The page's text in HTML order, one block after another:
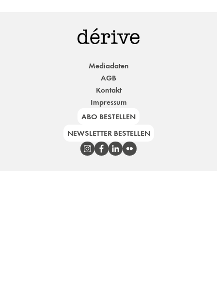
Mediadaten
AGB
Kontakt
Impressum
ABO BESTELLEN
NEWSLETTER BESTELLEN